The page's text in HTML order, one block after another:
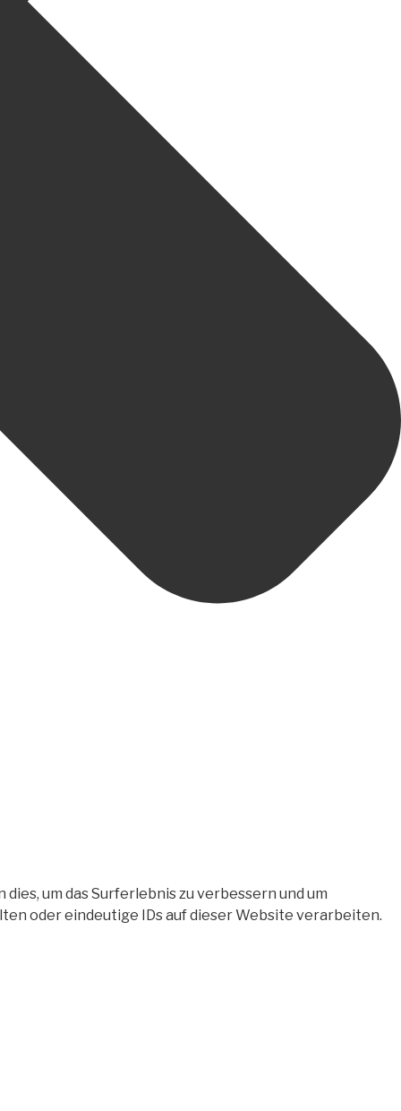
um das Surferlebnis zu verbessern und um
oder eindeutige IDs auf dieser Website verarbeiten.